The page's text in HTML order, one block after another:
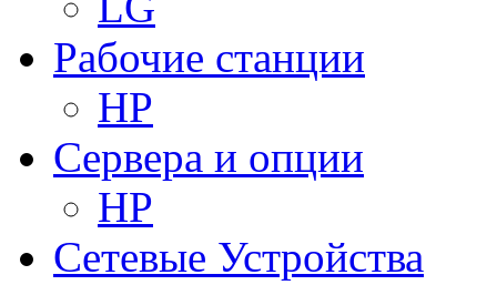
Рабочие станции
HP
Сервера и опции
HP
Сетевые Устройства